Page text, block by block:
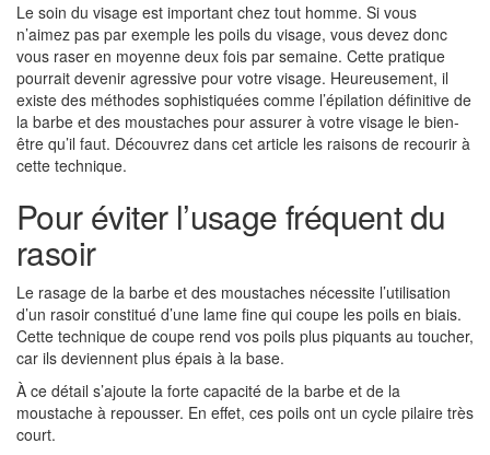
Le soin du visage est important chez tout homme. Si vous
n’aimez pas par exemple les poils du visage, vous devez donc
vous raser en moyenne deux fois par semaine. Cette pratique
pourrait devenir agressive pour votre visage. Heureusement, il
existe des méthodes sophistiquées comme l’épilation définitive de
la barbe et des moustaches pour assurer à votre visage le bien-
être qu’il faut. Découvrez dans cet article les raisons de recourir à
cette technique.
Pour éviter l’usage fréquent du
rasoir
Le rasage de la barbe et des moustaches nécessite l’utilisation
d’un rasoir constitué d’une lame fine qui coupe les poils en biais.
Cette technique de coupe rend vos poils plus piquants au toucher,
car ils deviennent plus épais à la base.
À ce détail s’ajoute la forte capacité de la barbe et de la
moustache à repousser. En effet, ces poils ont un cycle pilaire très
court.